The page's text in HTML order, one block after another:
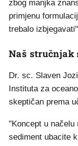
zbog manjka
primjenu
trebalo
Naš stručnjak
Dr. sc. Slaven
Instituta za
skeptičan prema
"Koncept u
sediment ubacite